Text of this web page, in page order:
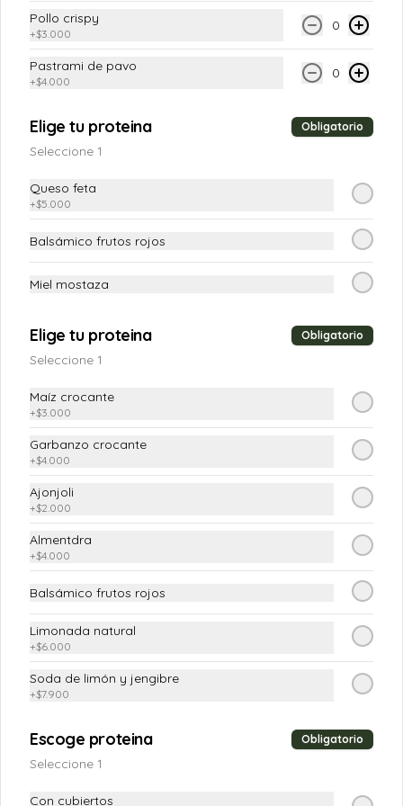
champiñones frescos, tomates secos,
tomate en julianas, queso feta,
Tortilla de trigo acompañada de pollo
Conócenos
Escríbenos
Términos y condiciones
Política de privacidad
Pollo crispy
+$3.000
0
Pastrami de pavo
+$4.000
0
Elige tu proteina Obligatorio
Seleccione 1
Queso feta
+$5.000
Balsámico frutos rojos
Miel mostaza
Elige tu proteina Obligatorio
Seleccione 1
Maíz crocante
+$3.000
Garbanzo crocante
+$4.000
Ajonjoli
+$2.000
Almentdra
+$4.000
Balsámico frutos rojos
Limonada natural
+$6.000
Soda de limón y jengibre
+$7.900
Escoge proteina Obligatorio
Seleccione 1
Con cubiertos